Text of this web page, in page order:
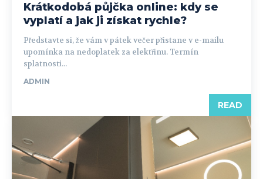
Krátkodobá půjčka online: kdy se
vyplatí a jak ji získat rychle?
Představte si, že vám v pátek večer přistane v e-mailu
upomínka na nedoplatek za elektřinu. Termín
splatnosti...
ADMIN
READ